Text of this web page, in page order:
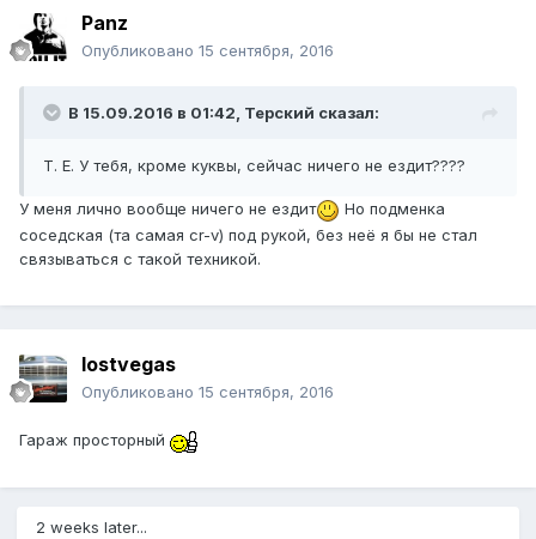
Panz
Опубликовано 15 сентября, 2016
В 15.09.2016 в 01:42, Терский сказал:
Т. Е. У тебя, кроме куквы, сейчас ничего не ездит????
У меня лично вообще ничего не ездит
Но подменка
соседская (та самая cr-v) под рукой, без неё я бы не стал
связываться с такой техникой.
lostvegas
Опубликовано 15 сентября, 2016
Гараж просторный
2 weeks later...